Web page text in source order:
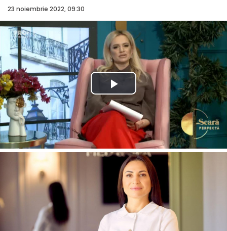
23 noiembrie 2022, 09:30